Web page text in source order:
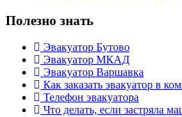
Полезно знать
Эвакуатор Бутово
Эвакуатор МКАД
Эвакуатор Варшавка
Как заказать эвакуатор в
Телефон эвакуатора
Что делать, если застряла